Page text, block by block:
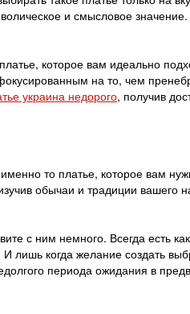
и смысловое значение.
которое вам идеально
на то, чем
украина недорого, получив
то платье, которое вам
обычаи и традиции вашего
с ним немного. Всегда есть
лишь когда желание создать
периода ожидания в